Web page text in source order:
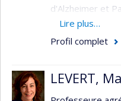
d'Alzheimer et
médicaments,
pour les
transculturelle
Lire plus…
Profil complet
LEVERT,